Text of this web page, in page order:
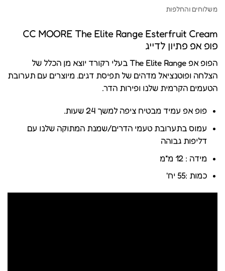
משלוחים והחלפות
CC MOORE The Elite Range Esterfruit Cream
פופ אפ פתיון לדייג
הפופ אפ The Elite Range בעלי רקורד יוצא מן הכלל של
הצלחה ופוטנציאל מדהים של תפיסת דגים. מיוצרים עם תערובת
הטעמים הקרמית שלנו ופירות הדר.
פופ אפ עמיד מבטיח ציפה למשך 24 שעות.
עמוס בתערובת טעמי הדרים/שמנת המתוקה שלנו עם
דליפות גבוהה
מידה : 12 מ"מ
כמות :55 יח'